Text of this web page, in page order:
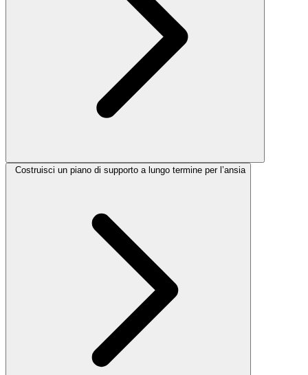
Costruisci un piano di supporto a lungo termine per l’ansia